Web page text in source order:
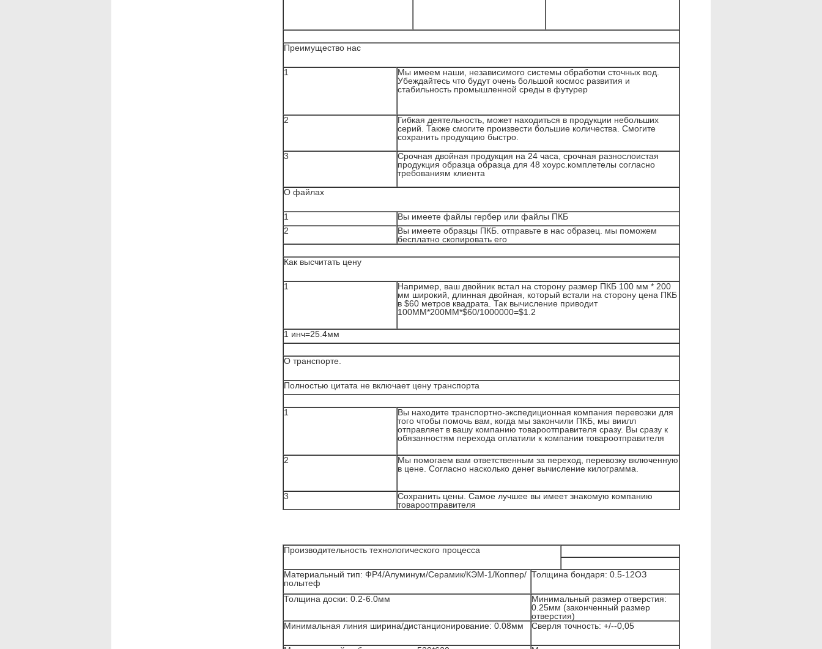
Преимущество нас
1
Мы имеем наши, независимого системы обработки сточных вод.
Убеждайтесь что будут очень большой космос развития и
стабильность промышленной среды в футурер
2
Гибкая деятельность, может находиться в продукции небольших
серий. Также смогите произвести большие количества. Смогите
сохранить продукцию быстро.
3
Срочная двойная продукция на 24 часа, срочная разнослоистая
продукция образца образца для 48 хоурс.комплетелы согласно
требованиям клиента
О файлах
1
Вы имеете файлы гербер или файлы ПКБ
2
Вы имеете образцы ПКБ. отправьте в нас образец. мы поможем
бесплатно скопировать его
Как высчитать цену
1
Например, ваш двойник встал на сторону размер ПКБ 100 мм * 200
мм широкий, длинная двойная, который встали на сторону цена ПКБ
в $60 метров квадрата. Так вычисление приводит
100ММ*200ММ*$60/1000000=$1.2
1 инч=25.4мм
О транспорте.
Полностью цитата не включает цену транспорта
1
Вы находите транспортно-экспедиционная компания перевозки для
того чтобы помочь вам, когда мы закончили ПКБ, мы виилл
отправляет в вашу компанию товароотправителя сразу. Вы сразу к
обязанностям перехода оплатили к компании товароотправителя
2
Мы помогаем вам ответственным за переход, перевозку включенную
в цене. Согласно насколько денег вычисление килограмма.
3
Сохранить цены. Самое лучшее вы имеет знакомую компанию
товароотправителя
Производительность технологического процесса
Материальный тип: ФР4/Алуминум/Серамик/КЭМ-1/Коппер/
полытеф
Толщина бондаря: 0.5-12ОЗ
Толщина доски: 0.2-6.0мм
Минимальный размер отверстия:
0.25мм (законченный размер
отверстия)
Минимальная линия ширина/дистанционирование: 0.08мм
Сверля точность: +/--0,05